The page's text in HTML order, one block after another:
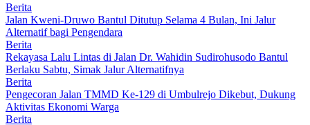
Berita
Jalan Kweni-Druwo Bantul Ditutup Selama 4 Bulan, Ini Jalur
Alternatif bagi Pengendara
Berita
Rekayasa Lalu Lintas di Jalan Dr. Wahidin Sudirohusodo Bantul
Berlaku Sabtu, Simak Jalur Alternatifnya
Berita
Pengecoran Jalan TMMD Ke-129 di Umbulrejo Dikebut, Dukung
Aktivitas Ekonomi Warga
Berita